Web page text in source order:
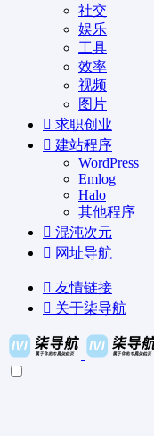
社交
娱乐
工具
效率
视频
图片
求职创业
建站程序
WordPress
Emlog
Halo
其他程序
混沌次元
网址导航
友情链接
关于柒导航